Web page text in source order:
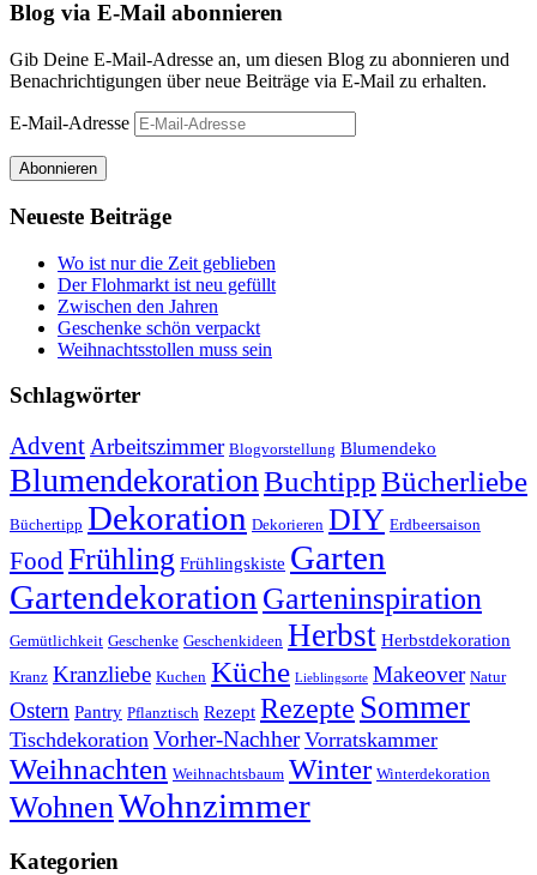
Blog via E-Mail abonnieren
Gib Deine E-Mail-Adresse an, um diesen Blog zu abonnieren und
Benachrichtigungen über neue Beiträge via E-Mail zu erhalten.
E-Mail-Adresse
Abonnieren
Neueste Beiträge
Wo ist nur die Zeit geblieben
Der Flohmarkt ist neu gefüllt
Zwischen den Jahren
Geschenke schön verpackt
Weihnachtsstollen muss sein
Schlagwörter
Advent Arbeitszimmer Blogvorstellung Blumendeko
Blumendekoration BuchtippBücherliebe
Büchertipp Dekoration Dekorieren DIY Erdbeersaison
FoodFrühling Frühlingskiste Garten
Gartendekoration Garteninspiration
Gemütlichkeit Geschenke Geschenkideen Herbst Herbstdekoration
Kranz Kranzliebe Kuchen Küche Lieblingsorte Makeover Natur
Ostern Pantry Pflanztisch Rezept Rezepte Sommer
Tischdekoration Vorher-Nachher Vorratskammer
Weihnachten Weihnachtsbaum Winter Winterdekoration
WohnenWohnzimmer
Kategorien